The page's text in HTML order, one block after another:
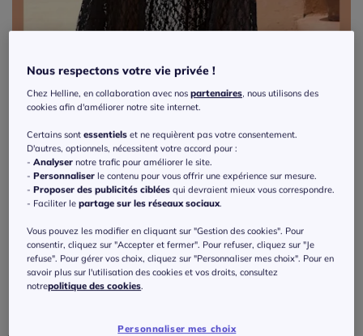
Jupe longue en dentelle avec ceinture
élastique douce et doublure
Réf : 801.012.002
Couleur :noir
Nous respectons votre vie privée !
Chez Helline, en collaboration avec nospartenaires, nous utilisons des
cookies afin d'améliorer notre site internet.
Certains sontessentiels et ne requièrent pas votre consentement.
D'autres, optionnels, nécessitent votre accord pour :
-Analyser notre trafic pour améliorer le site.
-Personnaliser le contenu pour vous offrir une expérience sur mesure.
-Proposer des publicités ciblées qui devraient mieux vous correspondre.
- Faciliter lepartage sur les réseaux sociaux.
Vous pouvez les modifier en cliquant sur "Gestion des cookies". Pour
consentir, cliquez sur "Accepter et fermer". Pour refuser, cliquez sur "Je
refuse". Pour gérer vos choix, cliquez sur "Personnaliser mes choix". Pour en
savoir plus sur l'utilisation des cookies et vos droits, consultez
notrepolitique des cookies.
Personnaliser mes choix